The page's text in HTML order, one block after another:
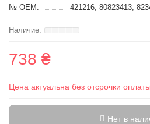
№ OEM:
421216, 80823413,
738 ₴
Цена актуальна без отсрочки оплаты
Нет в